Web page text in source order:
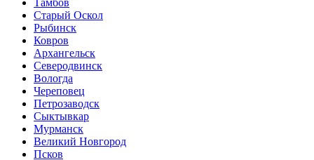
Старый Оскол
Рыбинск
Ковров
Архангельск
Северодвинск
Вологда
Череповец
Петрозаводск
Сыктывкар
Мурманск
Великий Новгород
Псков